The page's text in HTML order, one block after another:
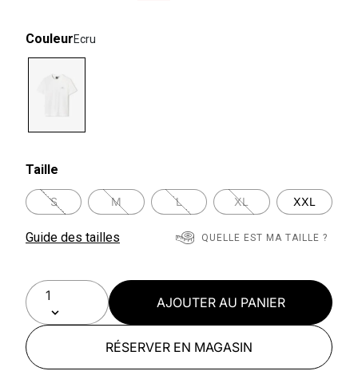
CouleurEcru
Taille
S M L XL XXL
Guide des tailles QUELLE EST MA TAILLE ?
AJOUTER AU PANIER
RÉSERVER EN MAGASIN